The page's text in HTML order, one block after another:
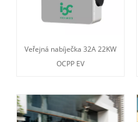
Veřejná nabíječka 32A 22KW
OCPP EV